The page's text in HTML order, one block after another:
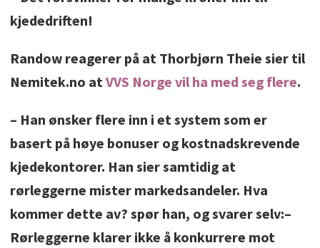
kjededriften!
Randow reagerer på at Thorbjørn Theie sier til
Nemitek.no at VVS Norge vil ha med seg flere.
– Han ønsker flere inn i et system som er
basert på høye bonuser og kostnadskrevende
kjedekontorer. Han sier samtidig at
rørleggerne mister markedsandeler. Hva
kommer dette av? spør han, og svarer selv:–
Rørleggerne klarer ikke å konkurrere mot